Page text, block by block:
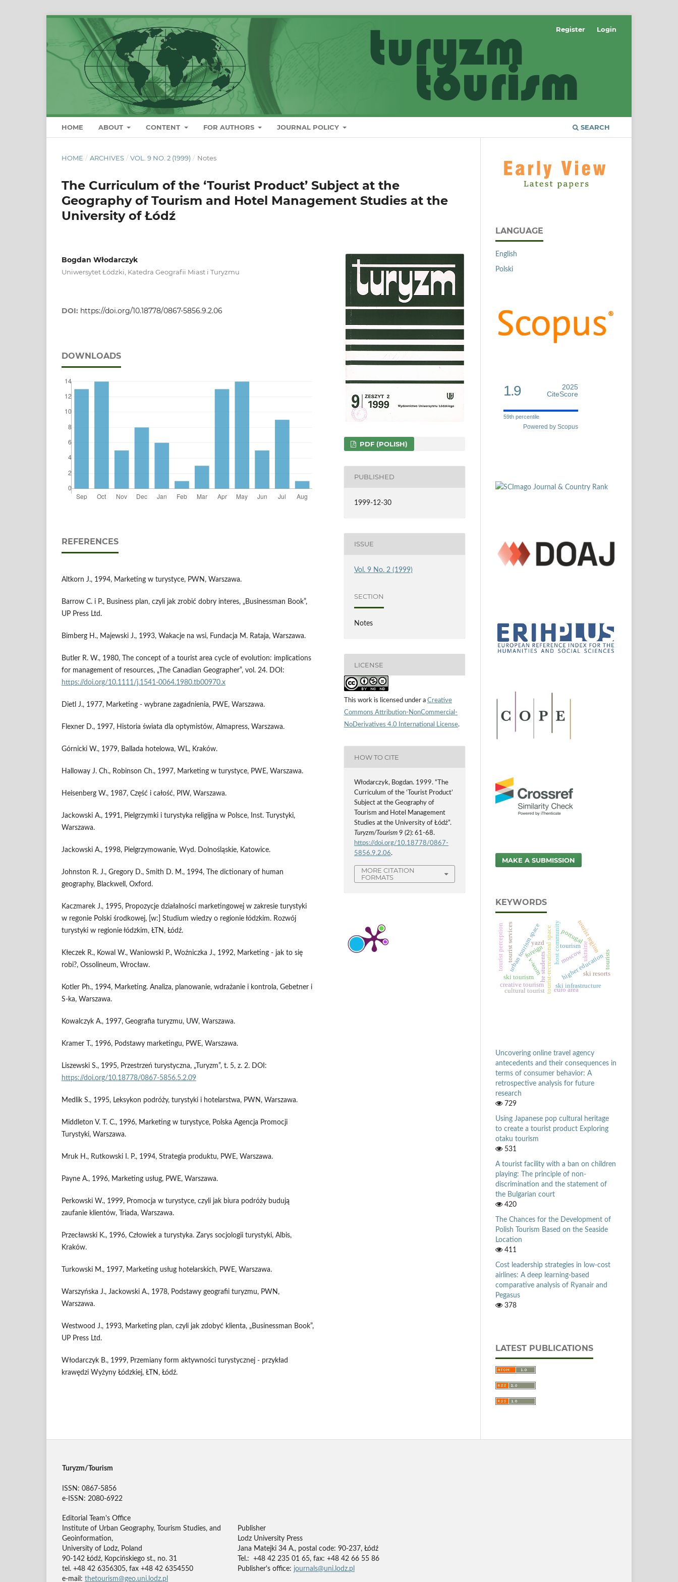
HOME ABOUT CONTENT FOR AUTHORS JOURNAL POLICY SEARCH
Register Login
HOME / ARCHIVES / VOL. 9 NO. 2 (1999) / Notes
The Curriculum of the ‘Tourist Product’ Subject at the
Geography of Tourism and Hotel Management Studies at the
University of Łódź
Bogdan Włodarczyk
Uniwersytet Łódzki, Katedra Geografii Miast i Turyzmu
DOI: https://doi.org/10.18778/0867-5856.9.2.06
DOWNLOADS
REFERENCES
Altkorn J., 1994, Marketing w turystyce, PWN, Warszawa.
Barrow C. i P., Business plan, czyli jak zrobić dobry interes, „Businessman Book”,
UP Press Ltd.
Bimberg H., Majewski J., 1993, Wakacje na wsi, Fundacja M. Rataja, Warszawa.
Butler R. W., 1980, The concept of a tourist area cycle of evolution: implications
for management of resources, „The Canadian Geographer”, vol. 24. DOI:
https://doi.org/10.1111/j.1541-0064.1980.tb00970.x
Dietl J., 1977, Marketing - wybrane zagadnienia, PWE, Warszawa.
Flexner D., 1997, Historia świata dla optymistów, Almapress, Warszawa.
Górnicki W., 1979, Ballada hotelowa, WL, Kraków.
Halloway J. Ch., Robinson Ch., 1997, Marketing w turystyce, PWE, Warszawa.
Heisenberg W., 1987, Część i całość, PIW, Warszawa.
Jackowski A., 1991, Pielgrzymki i turystyka religijna w Polsce, Inst. Turystyki,
Warszawa.
Jackowski A., 1998, Pielgrzymowanie, Wyd. Dolnośląskie, Katowice.
Johnston R. J., Gregory D., Smith D. M., 1994, The dictionary of human
geography, Blackwell, Oxford.
Kaczmarek J., 1995, Propozycje działalności marketingowej w zakresie turystyki
w regonie Polski środkowej, [w:] Studium wiedzy o regionie łódzkim. Rozwój
turystyki w regionie łódzkim, ŁTN, Łódź.
Kłeczek R., Kowal W., Waniowski P., Woźniczka J., 1992, Marketing - jak to się
robi?, Ossolineum, Wrocław.
Kotler Ph., 1994, Marketing. Analiza, planowanie, wdrażanie i kontrola, Gebetner i
S-ka, Warszawa.
Kowalczyk A., 1997, Geografia turyzmu, UW, Warszawa.
Kramer T., 1996, Podstawy marketingu, PWE, Warszawa.
Liszewski S., 1995, Przestrzeń turystyczna, „Turyzm”, t. 5, z. 2. DOI:
https://doi.org/10.18778/0867-5856.5.2.09
Medlik S., 1995, Leksykon podróży, turystyki i hotelarstwa, PWN, Warszawa.
Middleton V. T. C., 1996, Marketing w turystyce, Polska Agencja Promocji
Turystyki, Warszawa.
Mruk H., Rutkowski I. P., 1994, Strategia produktu, PWE, Warszawa.
Payne A., 1996, Marketing usług, PWE, Warszawa.
Perkowski W., 1999, Promocja w turystyce, czyli jak biura podróży budują
zaufanie klientów, Triada, Warszawa.
Przecławski K., 1996, Człowiek a turystyka. Zarys socjologii turystyki, Albis,
Kraków.
Turkowski M., 1997, Marketing usług hotelarskich, PWE, Warszawa.
Warszyńska J., Jackowski A., 1978, Podstawy geografii turyzmu, PWN,
Warszawa.
Westwood J., 1993, Marketing plan, czyli jak zdobyć klienta, „Businessman Book”,
UP Press Ltd.
Włodarczyk B., 1999, Przemiany form aktywności turystycznej - przykład
krawędzi Wyżyny Łódzkiej, ŁTN, Łódź.
PDF (POLISH)
PUBLISHED
1999-12-30
ISSUE
Vol. 9 No. 2 (1999)
SECTION
Notes
LICENSE
This work is licensed under a Creative
Commons Attribution-NonCommercial-
NoDerivatives 4.0 International License.
HOW TO CITE
Włodarczyk, Bogdan. 1999. “The
Curriculum of the ‘Tourist Product’
Subject at the Geography of
Tourism and Hotel Management
Studies at the University of Łódź”.
Turyzm/Tourism 9 (2): 61-68.
https://doi.org/10.18778/0867-
5856.9.2.06.
MORE CITATION
FORMATS
LANGUAGE
English
Polski
1.9
2025
CiteScore
59th percentile
Powered by Scopus
MAKE A SUBMISSION
KEYWORDS
tourism
higher education
he students
foreign ukraine
urban tourism space moscow
tourist-recreational space tourist region
ski resorts
ski tourism
ski infrastructure
host community tourists
yazd
creative tourism
tourist services
cultural tourist
portugal
tourist perception v-wom
euro area
Uncovering online travel agency
antecedents and their consequences in
terms of consumer behavior: A
retrospective analysis for future
research
729
Using Japanese pop cultural heritage
to create a tourist product Exploring
otaku tourism
531
A tourist facility with a ban on children
playing: The principle of non-
discrimination and the statement of
the Bulgarian court
420
The Chances for the Development of
Polish Tourism Based on the Seaside
Location
411
Cost leadership strategies in low-cost
airlines: A deep learning-based
comparative analysis of Ryanair and
Pegasus
378
LATEST PUBLICATIONS
Turyzm/Tourism
ISSN: 0867-5856
e-ISSN: 2080-6922
Editorial Team's Office
Institute of Urban Geography, Tourism Studies, and
Geoinformation,
University of Lodz, Poland
90-142 Łódź, Kopcińskiego st., no. 31
tel. +48 42 6356305, fax +48 42 6354550
e-mail: thetourism@geo.uni.lodz.pl
Publisher
Lodz University Press
Jana Matejki 34 A., postal code: 90-237, Łódź
Tel.: +48 42 235 01 65, fax: +48 42 66 55 86
Publisher's office: journals@uni.lodz.pl